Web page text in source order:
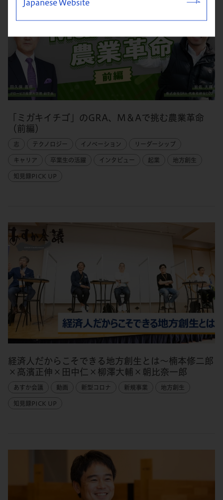
Japanese Website
「ミガキイチゴ」のGRA、M＆Aで挑む農業革命
（前編）
志 テクノロジー イノベーション リーダーシップ
キャリア 卒業生の活躍 インタビュー 起業 地方創生
知見録PICK UP
経済人だからこそできる地方創生とは～楠本修二郎
×高濱正伸×田中仁×柳澤大輔×朝比奈一郎
あすか会議 動画 新型コロナ 新規事業 地方創生
知見録PICK UP